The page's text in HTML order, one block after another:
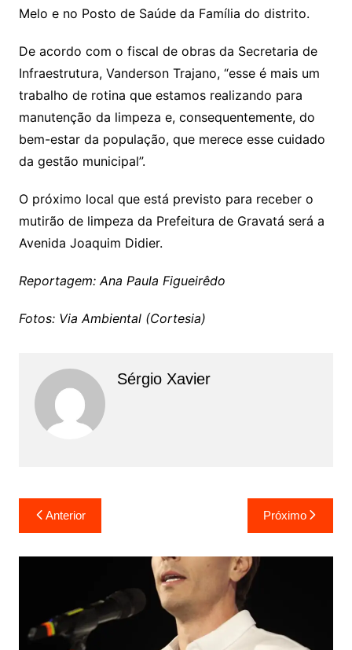
Melo e no Posto de Saúde da Família do distrito.
De acordo com o fiscal de obras da Secretaria de
Infraestrutura, Vanderson Trajano, “esse é mais um
trabalho de rotina que estamos realizando para
manutenção da limpeza e, consequentemente, do
bem-estar da população, que merece esse cuidado
da gestão municipal”.
O próximo local que está previsto para receber o
mutirão de limpeza da Prefeitura de Gravatá será a
Avenida Joaquim Didier.
Reportagem: Ana Paula Figueirêdo
Fotos: Via Ambiental (Cortesia)
Sérgio Xavier
Anterior Próximo